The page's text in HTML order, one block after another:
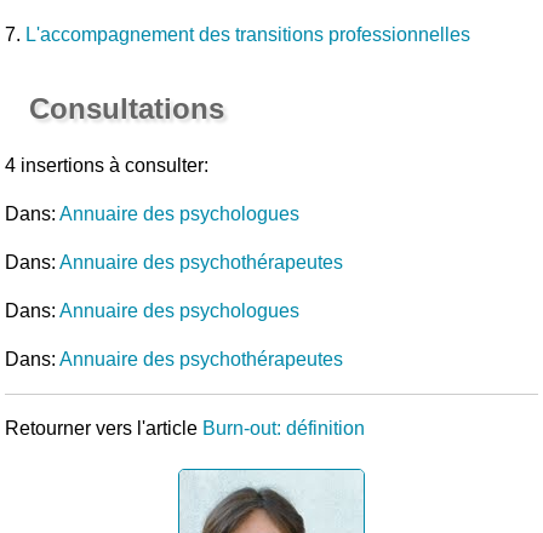
7. L'accompagnement des transitions professionnelles
Consultations
4 insertions à consulter:
Dans:Annuaire des psychologues
Dans:Annuaire des psychothérapeutes
Dans:Annuaire des psychologues
Dans:Annuaire des psychothérapeutes
Retourner vers l'article Burn-out: définition